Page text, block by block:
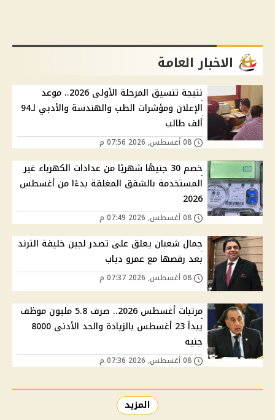
الاخبار العامة
نتيجة تنسيق المرحلة الأولى 2026.. موعد
الإعلان ومؤشرات الطب والهندسة والأدبي لـ94
ألف طالب
خصم 30 جنيهًا شهريًا من عدادات الكهرباء غير
المستخدمة بالشقق المغلقة بدءًا من أغسطس
2026
جمال شعبان يعلق على تصدر لجين خليفة الترند
بعد رقصها مع عمرو دياب
مرتبات أغسطس 2026.. صرف 5.8 مليون موظف
يبدأ 23 أغسطس بالزيادة والحد الأدنى 8000
جنيه
المزيد